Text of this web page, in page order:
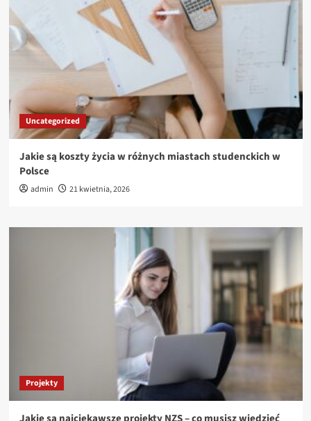
Uncategorized
Jakie są koszty życia w różnych miastach studenckich w
Polsce
admin 21 kwietnia, 2026
Projekty